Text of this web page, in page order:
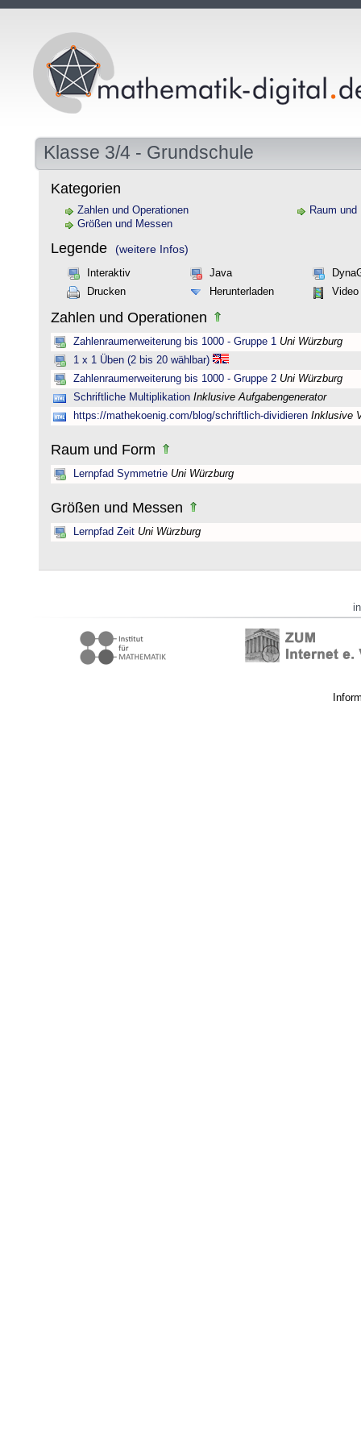
Klasse 3/4 - Grundschule
Kategorien
Zahlen und Operationen
Raum und
Größen und Messen
Legende (weitere Infos)
Interaktiv Java
Drucken
Herunterladen Video
Zahlen und Operationen
Zahlenraumerweiterung bis 1000 - Gruppe 1 Uni Würzburg
1 x 1 Üben (2 bis 20 wählbar)
Zahlenraumerweiterung bis 1000 - Gruppe 2 Uni Würzburg
Schriftliche Multiplikation Inklusive Aufgabengenerator
https://mathekoenig.com/blog/schriftlich-dividieren Inklusive
Raum und Form
Lernpfad Symmetrie Uni Würzburg
Größen und Messen
Lernpfad Zeit Uni Würzburg